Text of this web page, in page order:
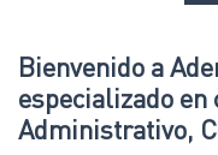
Bienvenido a
especializado en
Administrativo,